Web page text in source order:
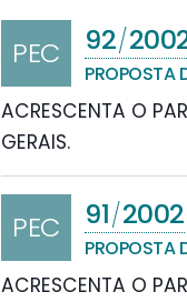
PEC 92/
PROPOSTA
ACRESCENTA O
GERAIS.
PEC 91/2002
PROPOSTA
ACRESCENTA O